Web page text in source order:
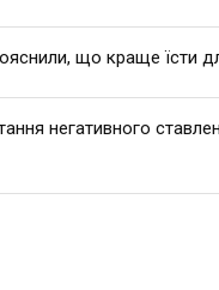
що краще їсти
негативного